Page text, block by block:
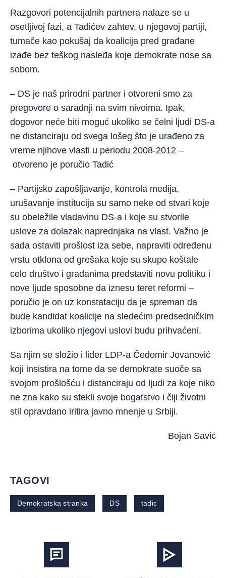
Razgovori potencijalnih partnera nalaze se u
osetljivoj fazi, a Tadićev zahtev, u njegovoj partiji,
tumače kao pokušaj da koalicija pred građane
izađe bez teškog nasleđa koje demokrate nose sa
sobom.
– DS je naš prirodni partner i otvoreni smo za
pregovore o saradnji na svim nivoima. Ipak,
dogovor neće biti moguć ukoliko se čelni ljudi DS-a
ne distanciraju od svega lošeg što je urađeno za
vreme njihove vlasti u periodu 2008-2012 –
otvoreno je poručio Tadić
– Partijsko zapošljavanje, kontrola medija,
urušavanje institucija su samo neke od stvari koje
su obeležile vladavinu DS-a i koje su stvorile
uslove za dolazak naprednjaka na vlast. Važno je
sada ostaviti prošlost iza sebe, napraviti određenu
vrstu otklona od grešaka koje su skupo koštale
celo društvo i građanima predstaviti novu politiku i
nove ljude sposobne da iznesu teret reformi –
poručio je on uz konstataciju da je spreman da
bude kandidat koalicije na sledećim predsedničkim
izborima ukoliko njegovi uslovi budu prihvaćeni.
Sa njim se složio i lider LDP-a Čedomir Jovanović
koji insistira na tome da se demokrate suoče sa
svojom prošlošću i distanciraju od ljudi za koje niko
ne zna kako su stekli svoje bogatstvo i čiji životni
stil opravdano iritira javno mnenje u Srbiji.
Bojan Savić
TAGOVI
Demokratska stranka DS tadic